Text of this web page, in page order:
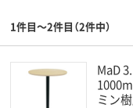
1件目～2件目（2件中）
MaD
ミン